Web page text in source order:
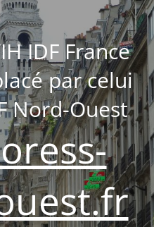
IDF France
par celui
Nord-Ouest